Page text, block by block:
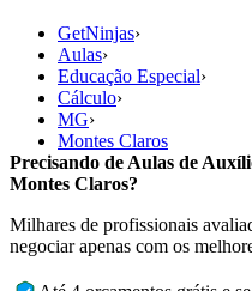
GetNinjas›
Aulas›
Educação Especial›
Cálculo›
MG›
Montes Claros
Precisando de Aulas de
Montes Claros?
Milhares de profissionais
negociar apenas com os